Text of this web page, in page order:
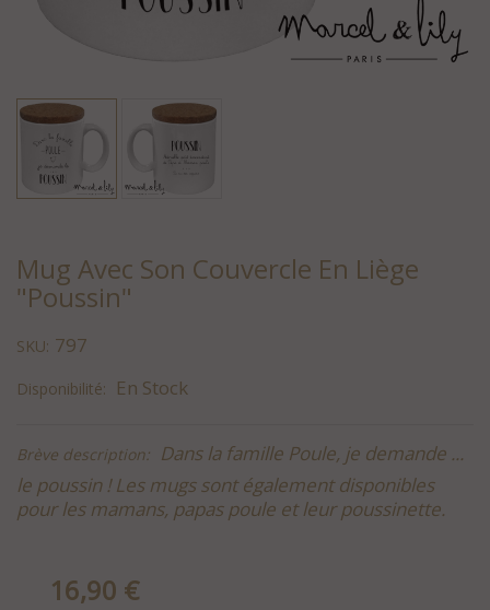
Mug Avec Son Couvercle En Liège
"Poussin"
SKU: 797
Disponibilité: En Stock
Brève description: Dans la famille Poule, je demande ...
le poussin ! Les mugs sont également disponibles
pour les mamans, papas poule et leur poussinette.
16,90 €